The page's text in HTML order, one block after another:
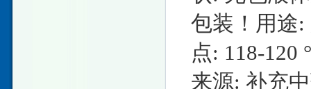
包装！用途
点: 118-120
来源: 补充